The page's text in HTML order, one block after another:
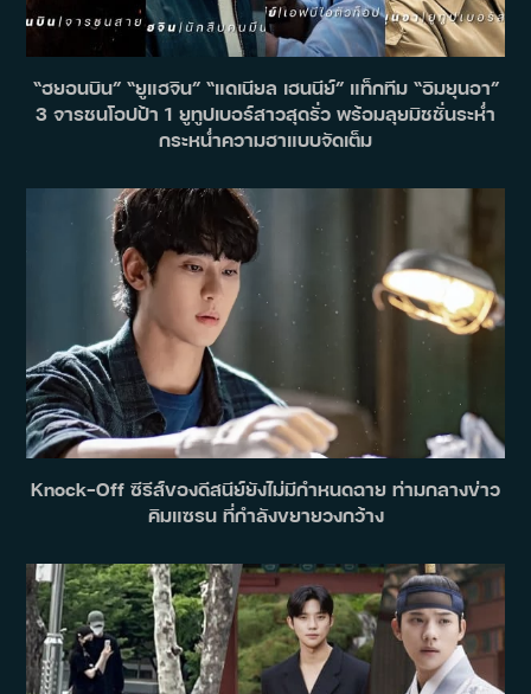
“ฮยอนบิน” “ยูแฮจิน” “แดเนียล เฮนนีย์” แท็กทีม “อิมยุนอา”
3 จารชนโอปป้า 1 ยูทูปเบอร์สาวสุดรั่ว พร้อมลุยมิชชั่นระห่ำ
กระหน่ำความฮาแบบจัดเต็ม
Knock-Off ซีรีส์ของดีสนีย์ยังไม่มีกำหนดฉาย ท่ามกลางข่าว
คิมแซรน ที่กำลังขยายวงกว้าง